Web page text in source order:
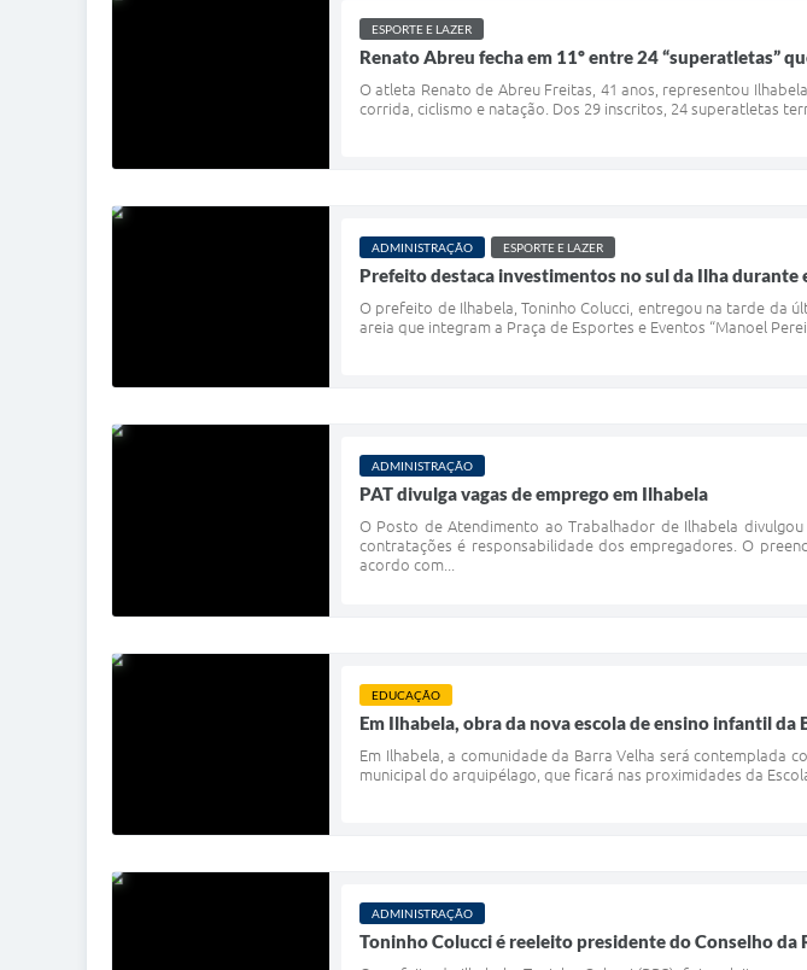
ESPORTE E LAZER
Renato Abreu fecha em 11º entre 24 “superatletas”
O atleta Renato de Abreu Freitas, 41 anos, representou
corrida, ciclismo e natação. Dos 29 inscritos, 24 superatletas
ADMINISTRAÇÃO ESPORTE E LAZER
Prefeito destaca investimentos no sul da Ilha durante
O prefeito de Ilhabela, Toninho Colucci, entregou na tarde da
areia que integram a Praça de Esportes e Eventos “Manoel
ADMINISTRAÇÃO
PAT divulga vagas de emprego em Ilhabela
O Posto de Atendimento ao Trabalhador de Ilhabela
contratações é responsabilidade dos empregadores. O
acordo com...
EDUCAÇÃO
Em Ilhabela, obra da nova escola de ensino infantil da
Em Ilhabela, a comunidade da Barra Velha será contemplada
municipal do arquipélago, que ficará nas proximidades da
ADMINISTRAÇÃO
Toninho Colucci é reeleito presidente do Conselho